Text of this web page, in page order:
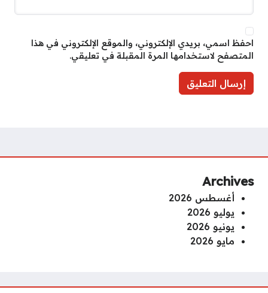
احفظ اسمي، بريدي الإلكتروني، والموقع الإلكتروني في هذا
المتصفح لاستخدامها المرة المقبلة في تعليقي.
Archives
أغسطس 2026
يوليو 2026
يونيو 2026
مايو 2026